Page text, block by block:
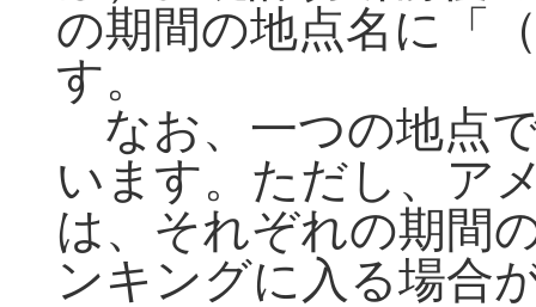
の期間の地点名に「
す。
なお、一つの地点
います。ただし、ア
は、それぞれの期間
ンキングに入る場合